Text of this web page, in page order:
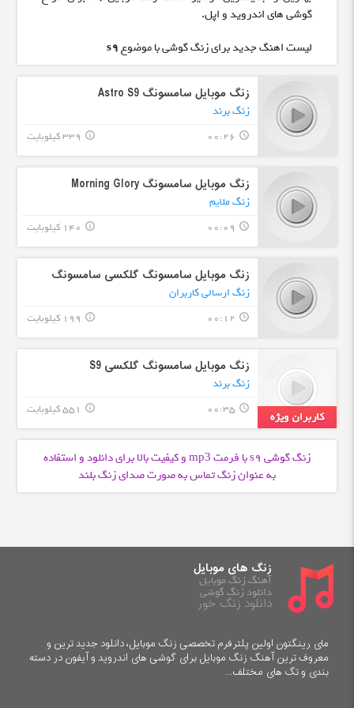
گوشی های اندروید و اپل.
لیست اهنگ جدید برای زنگ گوشی با موضوعs9
زنگ موبایل سامسونگ Astro S9
زنگ برند
query_builder
00:26 339 کیلوبایت info_outline
زنگ موبایل سامسونگ Morning Glory
زنگ ملایم
query_builder
00:09 140 کیلوبایت info_outline
زنگ موبایل سامسونگ گلکسی سامسونگ
زنگ ارسالی کاربران
query_builder
00:12 199 کیلوبایت info_outline
زنگ موبایل سامسونگ گلکسی S9
زنگ برند
query_builder
00:35 551 کیلوبایت info_outline
زنگ گوشی s9 با فرمت mp3 و کیفیت بالا برای دانلود و استفاده
به عنوان زنگ تماس به صورت صدای زنگ بلند
زنگ های موبایل
آهنگ زنگ موبایل
دانلود زنگ گوشی
دانلود زنگ خور
مای رینگتون اولین پلترفرم تخصصی زنگ موبایل، دانلود جدید ترین و
معروف ترین آهنگ زنگ موبایل برای گوشی های اندروید و آیفون در دسته
بندی و تگ های مختلف...